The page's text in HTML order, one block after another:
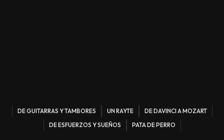
DE GUITARRAS Y TAMBORES UN RAYTE
DE DAVINCI A MOZART
DE ESFUERZOS Y SUEÑOS
PATA DE PERRO